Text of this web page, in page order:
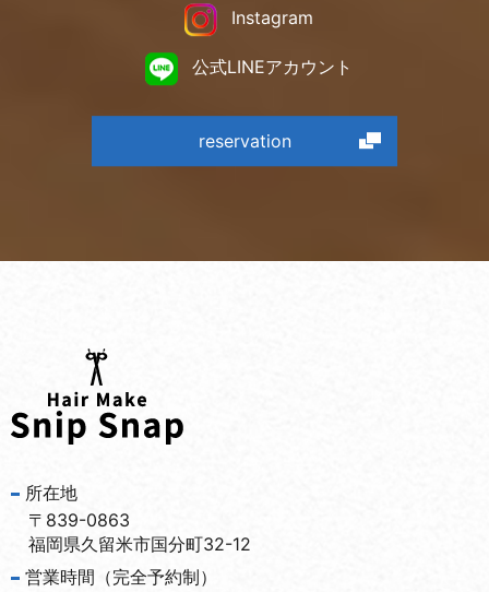
Instagram
公式LINEアカウント
reservation
所在地
〒839-0863
福岡県久留米市国分町32-12
営業時間（完全予約制）